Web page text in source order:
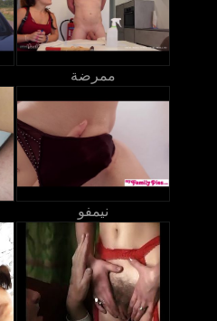
ممرضة
نيمفو